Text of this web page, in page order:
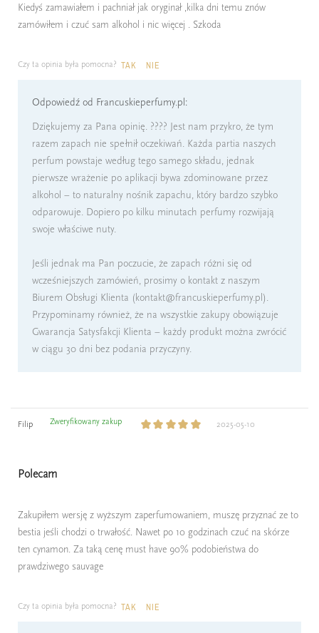
Kiedyś zamawiałem i pachniał jak oryginał ,kilka dni temu znów
zamówiłem i czuć sam alkohol i nic więcej . Szkoda
Czy ta opinia była pomocna? TAK NIE
Odpowiedź od Francuskieperfumy.pl:
Dziękujemy za Pana opinię. ???? Jest nam przykro, że tym
razem zapach nie spełnił oczekiwań. Każda partia naszych
perfum powstaje według tego samego składu, jednak
pierwsze wrażenie po aplikacji bywa zdominowane przez
alkohol – to naturalny nośnik zapachu, który bardzo szybko
odparowuje. Dopiero po kilku minutach perfumy rozwijają
swoje właściwe nuty.
Jeśli jednak ma Pan poczucie, że zapach różni się od
wcześniejszych zamówień, prosimy o kontakt z naszym
Biurem Obsługi Klienta (kontakt@francuskieperfumy.pl).
Przypominamy również, że na wszystkie zakupy obowiązuje
Gwarancja Satysfakcji Klienta – każdy produkt można zwrócić
w ciągu 30 dni bez podania przyczyny.
Filip Zweryfikowany zakup 2025-05-10
Polecam
Zakupiłem wersję z wyższym zaperfumowaniem, muszę przyznać ze to
bestia jeśli chodzi o trwałość. Nawet po 10 godzinach czuć na skórze
ten cynamon. Za taką cenę must have 90% podobieństwa do
prawdziwego sauvage
Czy ta opinia była pomocna? TAK NIE